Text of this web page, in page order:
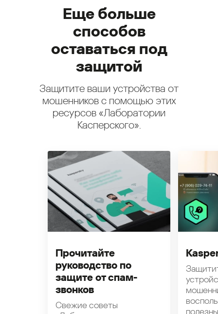
Еще больше
способов
оставаться под
защитой
Защитите ваши устройства от
мошенников с помощью этих
ресурсов «Лаборатории
Касперского».
Прочитайте
руководство по
защите от спам-
звонков
Свежие советы